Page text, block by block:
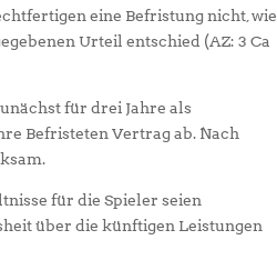
eine Befristung nicht, wie
Urteil entschied (AZ: 3 Ca
für drei Jahre als
Befristeten Vertrag ab. Nach
für die Spieler seien
über die künftigen Leistungen